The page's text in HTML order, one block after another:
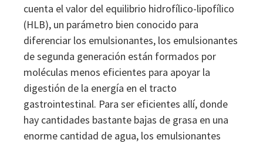
cuenta el valor del equilibrio hidrofílico-lipofílico
(HLB), un parámetro bien conocido para
diferenciar los emulsionantes, los emulsionantes
de segunda generación están formados por
moléculas menos eficientes para apoyar la
digestión de la energía en el tracto
gastrointestinal. Para ser eficientes allí, donde
hay cantidades bastante bajas de grasa en una
enorme cantidad de agua, los emulsionantes